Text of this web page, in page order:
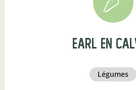
earl en
légumes